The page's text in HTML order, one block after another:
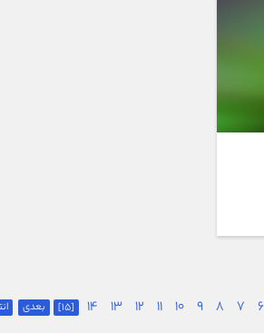
6
7
8
9
10
11
12
13
14
[15] بعدی